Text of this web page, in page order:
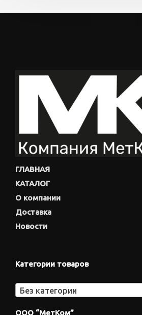
ГЛАВНАЯ
КАТАЛОГ
О компании
Доставка
Новости
Категории товаров
Без категории
ООО “МетКом”